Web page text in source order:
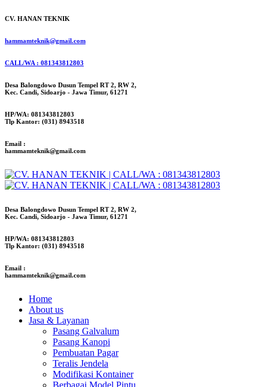
CV. HANAN TEKNIK
hammamteknik@gmail.com
CALL/WA : 081343812803
Desa Balongdowo Dusun Tempel RT 2, RW 2,
Kec. Candi, Sidoarjo - Jawa Timur, 61271
HP/WA: 081343812803
Tlp Kantor: (031) 8943518
Email :
hammamteknik@gmail.com
Desa Balongdowo Dusun Tempel RT 2, RW 2,
Kec. Candi, Sidoarjo - Jawa Timur, 61271
HP/WA: 081343812803
Tlp Kantor: (031) 8943518
Email :
hammamteknik@gmail.com
Home
About us
Jasa & Layanan
Pasang Galvalum
Pasang Kanopi
Pembuatan Pagar
Teralis Jendela
Modifikasi Kontainer
Berbagai Model Pintu